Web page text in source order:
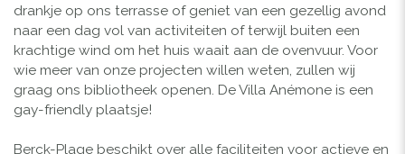
drankje op ons terrasse of geniet van een gezellig avond
naar een dag vol van activiteiten of terwijl buiten een
krachtige wind om het huis waait aan de ovenvuur. Voor
wie meer van onze projecten willen weten, zullen wij
graag ons bibliotheek openen. De Villa Anémone is een
gay-friendly plaatsje!
Berck-Plage beschikt over alle faciliteiten voor actieve en